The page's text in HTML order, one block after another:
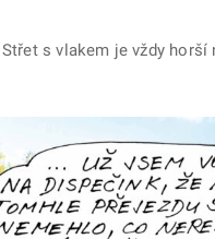
s vlakem je vždy horší